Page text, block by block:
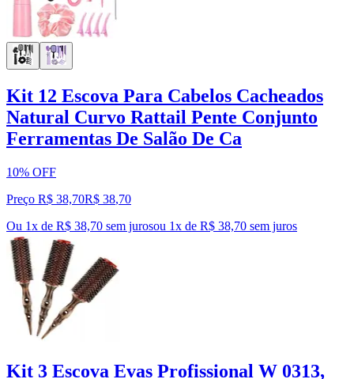
Kit 12 Escova Para Cabelos Cacheados
Natural Curvo Rattail Pente Conjunto
Ferramentas De Salão De Ca
10% OFF
Preço R$ 38,70R$ 38,70
Ou 1x de R$ 38,70 sem jurosou 1x de R$ 38,70 sem juros
Kit 3 Escova Evas Profissional W 0313,